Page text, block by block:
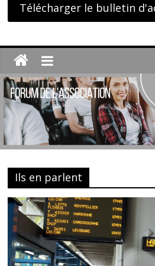
Télécharger le bulletin
Ils en parlent